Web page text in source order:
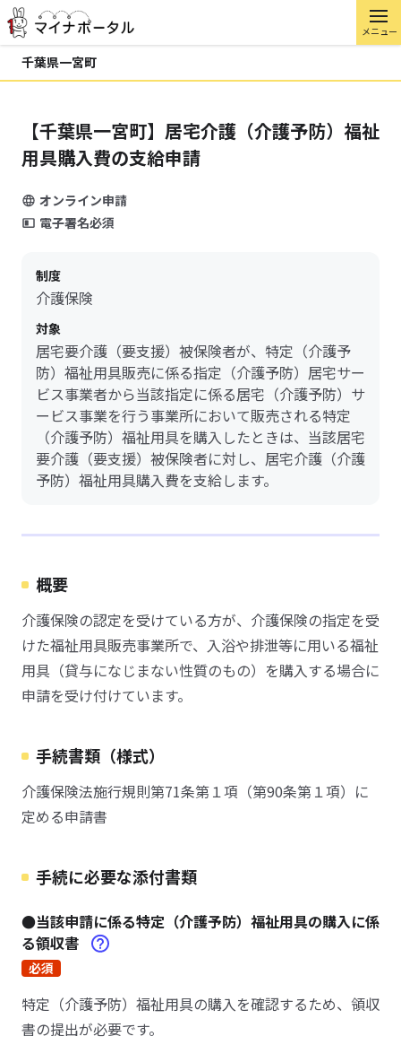
メニュー
千葉県一宮町
【千葉県一宮町】居宅介護（介護予防）福祉
用具購入費の支給申請
オンライン申請
電子署名必須
制度
介護保険
対象
居宅要介護（要支援）被保険者が、特定（介護予
防）福祉用具販売に係る指定（介護予防）居宅サー
ビス事業者から当該指定に係る居宅（介護予防）サ
ービス事業を行う事業所において販売される特定
（介護予防）福祉用具を購入したときは、当該居宅
要介護（要支援）被保険者に対し、居宅介護（介護
予防）福祉用具購入費を支給します。
概要
介護保険の認定を受けている方が、介護保険の指定を受
けた福祉用具販売事業所で、入浴や排泄等に用いる福祉
用具（貸与になじまない性質のもの）を購入する場合に
申請を受け付けています。
手続書類（様式）
介護保険法施行規則第71条第１項（第90条第１項）に
定める申請書
手続に必要な添付書類
●当該申請に係る特定（介護予防）福祉用具の購入に係
る領収書
必須
特定（介護予防）福祉用具の購入を確認するため、領収
書の提出が必要です。